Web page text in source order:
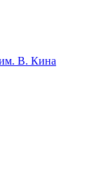
им. В. Кина